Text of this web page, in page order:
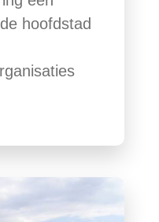
hoofdstad